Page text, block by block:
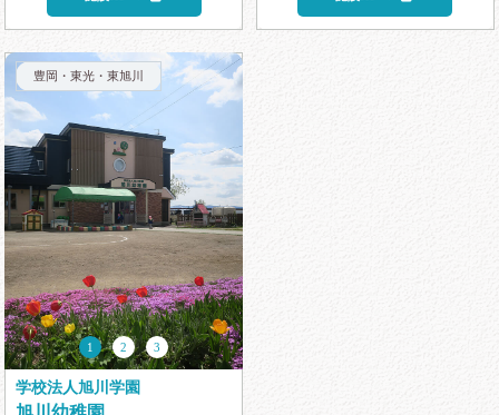
豊岡・東光・東旭川
1 2 3
学校法人旭川学園